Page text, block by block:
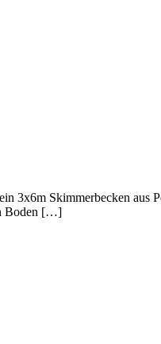
3x6m Skimmerbecken aus
Boden […]